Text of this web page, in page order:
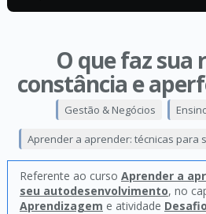
O que faz
constância e
Gestão & Negócios
Aprender a aprender: técnicas para
Referente ao curso Aprender a
seu autodesenvolvimento, no
Aprendizagem e atividade Desafio